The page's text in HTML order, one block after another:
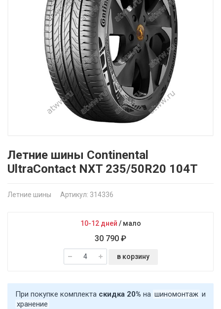
Летние шины Continental
UltraContact NXT 235/50R20 104T
Летние шины Артикул: 314336
10-12 дней / мало
30 790 ₽
в корзину
При покупке комплекта скидка 20% на шиномонтаж и
хранение